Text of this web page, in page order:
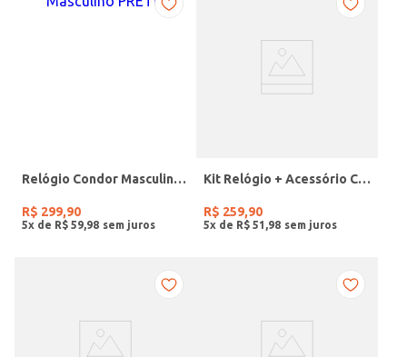
Relógio Condor Masculino PRETO
R$ 299,90
5x de R$ 59 98
Kit Relógio + Acessório Condor Feminino DOURADO
R$ 259,90
5x de R$ 51 98